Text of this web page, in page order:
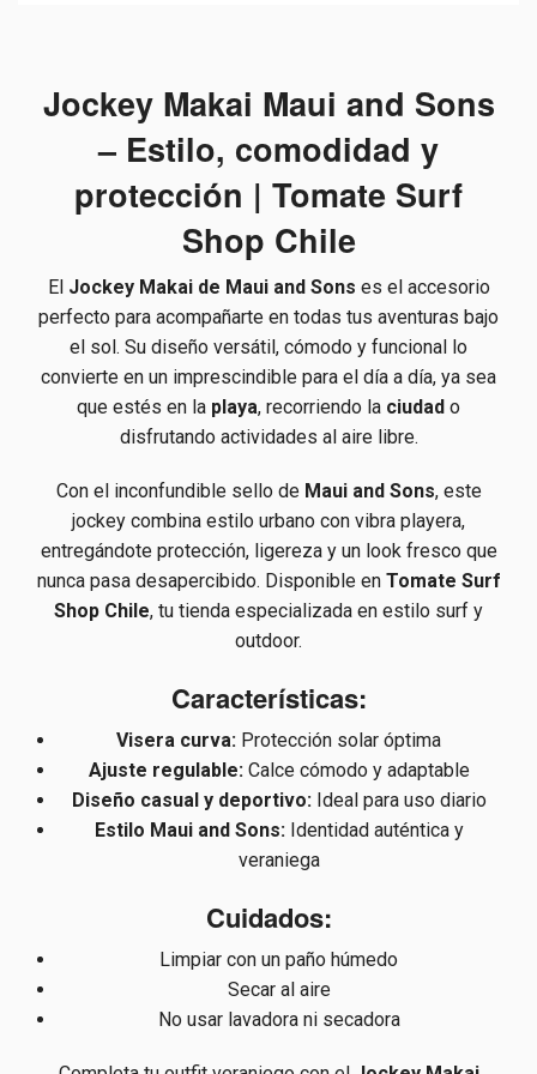
Jockey Makai Maui and Sons
– Estilo, comodidad y
protección | Tomate Surf
Shop Chile
El Jockey Makai de Maui and Sons es el accesorio
perfecto para acompañarte en todas tus aventuras bajo
el sol. Su diseño versátil, cómodo y funcional lo
convierte en un imprescindible para el día a día, ya sea
que estés en la playa, recorriendo la ciudad o
disfrutando actividades al aire libre.
Con el inconfundible sello de Maui and Sons, este
jockey combina estilo urbano con vibra playera,
entregándote protección, ligereza y un look fresco que
nunca pasa desapercibido. Disponible en Tomate Surf
Shop Chile, tu tienda especializada en estilo surf y
outdoor.
Características:
Visera curva: Protección solar óptima
Ajuste regulable:Calce cómodo y adaptable
Diseño casual y deportivo:Ideal para uso diario
Estilo Maui and Sons:Identidad auténtica y
veraniega
Cuidados:
Limpiar con un paño húmedo
Secar al aire
No usar lavadora ni secadora